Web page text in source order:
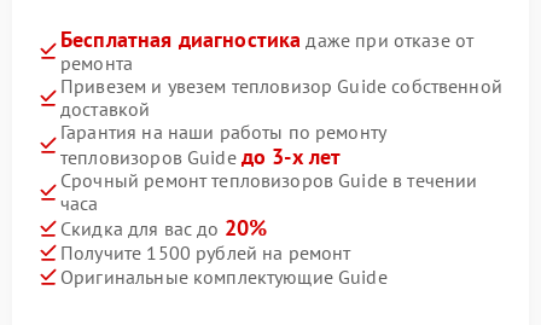
Бесплатная диагностика даже при отказе от
ремонта
Привезем и увезем тепловизор Guide собственной
доставкой
Гарантия на наши работы по ремонту
тепловизоров Guide до 3-х лет
Срочный ремонт тепловизоров Guide в течении
часа
Скидка для вас до 20%
Получите 1500 рублей на ремонт
Оригинальные комплектующие Guide